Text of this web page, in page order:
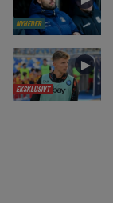
NYHEDER
EKSKLUSIVT
►